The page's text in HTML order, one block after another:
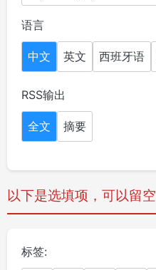
语言
中文 英文 西班牙语
RSS输出
全文 摘要
以下是选填项，可以留空
标签: